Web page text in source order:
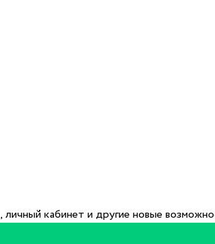
кабинет и другие новые